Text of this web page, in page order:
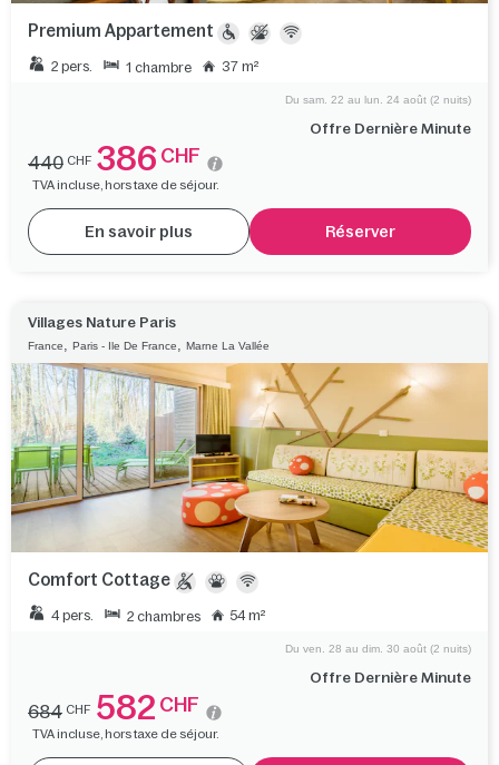
Premium Appartement
2 pers. 1 chambre 37 m²
Offre Dernière Minute
Du sam. 22 au lun. 24 août (2 nuits)
440 CHF 386 CHF
TVA incluse, hors taxe de séjour.
En savoir plus Réserver
Villages Nature Paris
France Paris - Ile De France Marne La Vallée
Comfort Cottage
4 pers. 2 chambres 54 m²
Offre Dernière Minute
Du ven. 28 au dim. 30 août (2 nuits)
684 CHF 582 CHF
TVA incluse, hors taxe de séjour.